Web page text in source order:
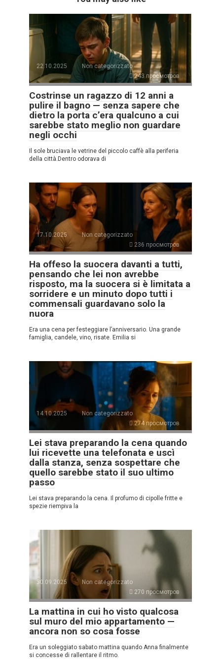
22.10.2025
Non categorizzato
243 просмотров
Costrinse un ragazzo di 12 anni a
pulire il bagno — senza sapere che
dietro la porta c’era qualcuno a cui
sarebbe stato meglio non guardare
negli occhi
Il sole bruciava le vetrine del piccolo caffè alla periferia
della città.Dentro odorava di
17.10.2025
Non categorizzato
236 просмотров
Ha offeso la suocera davanti a tutti,
pensando che lei non avrebbe
risposto, ma la suocera si è limitata a
sorridere e un minuto dopo tutti i
commensali guardavano solo la
nuora
Era una cena per festeggiare l’anniversario. Una grande
famiglia, candele, vino, risate. Emilia si
14.10.2025
Non categorizzato
274 просмотров
Lei stava preparando la cena quando
lui ricevette una telefonata e uscì
dalla stanza, senza sospettare che
quello sarebbe stato il suo ultimo
passo
Lei stava preparando la cena. Il profumo di cipolle fritte e
spezie riempiva la
30.09.2025
Non categorizzato
270 просмотров
La mattina in cui ho visto qualcosa
sul muro del mio appartamento —
ancora non so cosa fosse
Era un soleggiato sabato mattina quando Anna finalmente
si concesse di rallentare il ritmo.